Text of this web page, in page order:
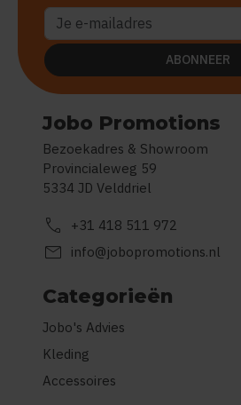
Jobo Promotions
Bezoekadres & Showroom
Provincialeweg 59
5334 JD Velddriel
call +31 418 511 972
mail info@jobopromotions.nl
Categorieën
Jobo's Advies
Kleding
Accessoires
ABONNEER